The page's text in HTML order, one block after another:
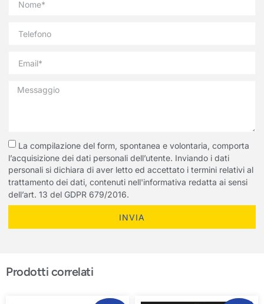
La compilazione del form, spontanea e volontaria, comporta
l’acquisizione dei dati personali dell’utente. Inviando i dati
personali si dichiara di aver letto ed accettato i termini relativi al
trattamento dei dati, contenuti nell'informativa redatta ai sensi
dell’art. 13 del GDPR 679/2016.
INVIA
Prodotti correlati